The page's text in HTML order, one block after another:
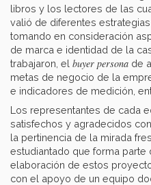
libros y los lectores de las
valió de diferentes
tomando en consideración
de marca e identidad de la
trabajaron, el buyer persona de
metas de negocio de la
e indicadores de medición,
Los representantes de cada
satisfechos y agradecidos
la pertinencia de la mirada
estudiantado que forma parte
elaboración de estos
con el apoyo de un equipo